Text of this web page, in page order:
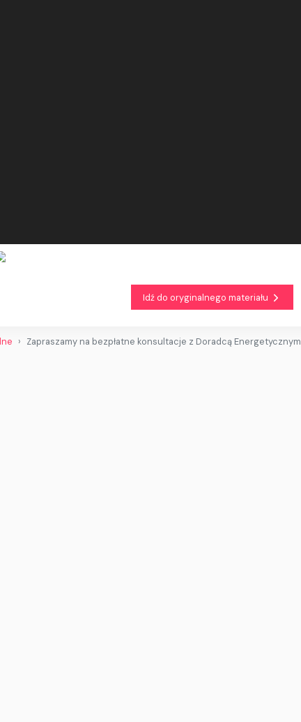
Idź do oryginalnego materiału
Zapraszamy na bezpłatne konsultacje z Doradcą Energetycznym